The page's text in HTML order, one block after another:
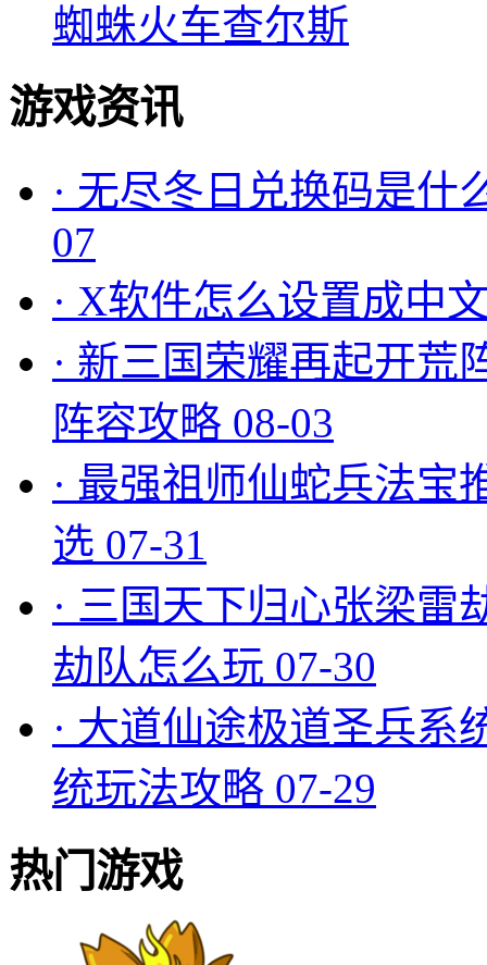
蜘蛛火车查尔斯
游戏资讯
· 无尽冬日兑换码是什
07
· X软件怎么设置成中
· 新三国荣耀再起开荒
阵容攻略 08-03
· 最强祖师仙蛇兵法宝
选 07-31
· 三国天下归心张梁雷
劫队怎么玩 07-30
· 大道仙途极道圣兵系
统玩法攻略 07-29
热门游戏